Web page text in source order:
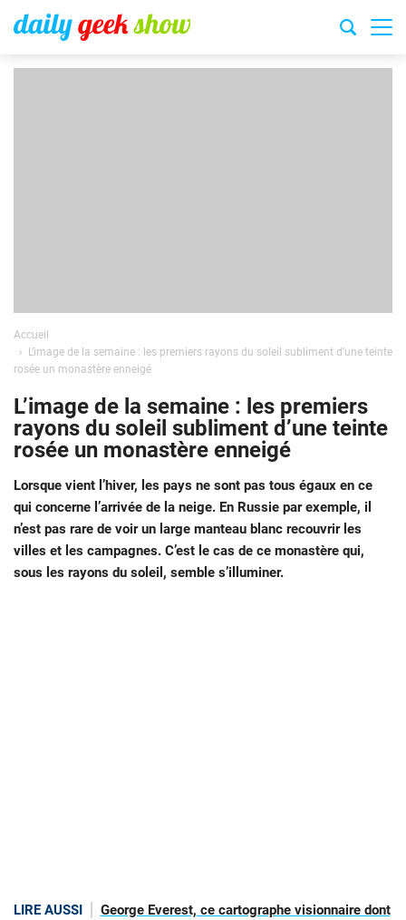
Accueil
L’image de la semaine : les premiers rayons du soleil subliment d’une teinte
rosée un monastère enneigé
L’image de la semaine : les premiers
rayons du soleil subliment d’une teinte
rosée un monastère enneigé
Lorsque vient l’hiver, les pays ne sont pas tous égaux en ce
qui concerne l’arrivée de la neige. En Russie par exemple, il
n’est pas rare de voir un large manteau blanc recouvrir les
villes et les campagnes. C’est le cas de ce monastère qui,
sous les rayons du soleil, semble s’illuminer.
LIRE AUSSI
George Everest, ce cartographe visionnaire dont